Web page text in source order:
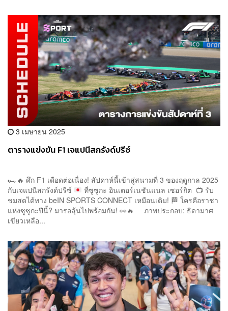
3 เมษายน 2025
ตารางแข่งขัน F1 เจแปนีสกรังด์ปรีซ์
🏎️🔥 ศึก F1 เดือดต่อเนื่อง! สัปดาห์นี้เข้าสู่สนามที่ 3 ของฤดูกาล 2025
กับเจแปนีสกรังด์ปรีซ์
ที่ซูซูกะ อินเตอร์เนชันแนล เซอร์กิต 📺 รับ
ชมสดได้ทาง beIN SPORTS CONNECT เหมือนเดิม! 🏁 ใครคือราชา
แห่งซูซูกะปีนี้? มารอลุ้นไปพร้อมกัน! 👀🔥 ภาพประกอบ: ธิดามาศ
เขียวเหลือ...